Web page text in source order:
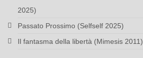
2025)
Passato Prossimo (Selfself 2025)
Il fantasma della libertà (Mimesis 2011)